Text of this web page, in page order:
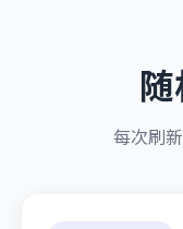
每次刷